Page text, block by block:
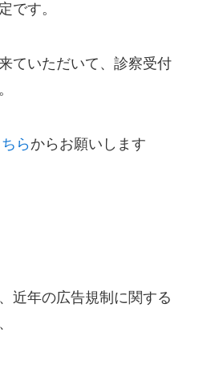
です。
ていただいて、診察受付
ら からお願いします
近年の広告規制に関する